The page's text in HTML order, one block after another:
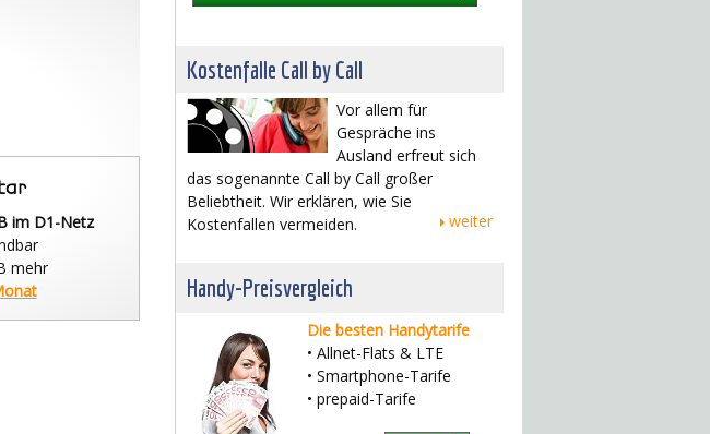
im D1-Netz
mehr
Kostenfalle Call by Call
Vor allem für
Gespräche ins
Ausland erfreut sich
das sogenannte Call by Call großer
Beliebtheit. Wir erklären, wie Sie
Kostenfallen vermeiden.
weiter
Handy-Preisvergleich
Die besten Handytarife
• Allnet-Flats & LTE
• Smartphone-Tarife
• prepaid-Tarife